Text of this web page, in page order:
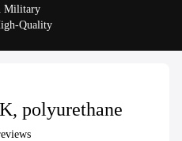
polyurethane